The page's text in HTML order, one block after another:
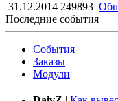
31.12.2014 249893
Последние события
События
Заказы
Модули